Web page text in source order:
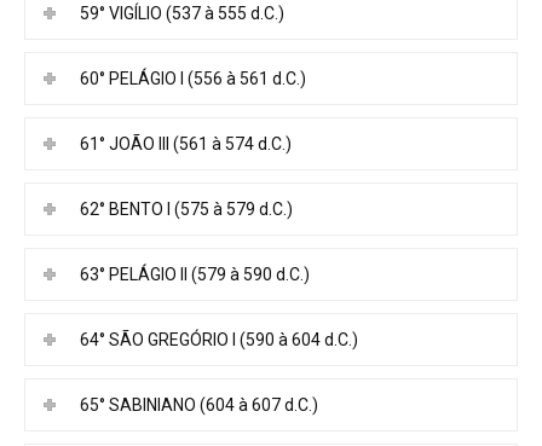
59° VIGÍLIO (537 à 555 d.C.)
60° PELÁGIO I (556 à 561 d.C.)
61° JOÃO III (561 à 574 d.C.)
62° BENTO I (575 à 579 d.C.)
63° PELÁGIO II (579 à 590 d.C.)
64° SÃO GREGÓRIO I (590 à 604 d.C.)
65° SABINIANO (604 à 607 d.C.)